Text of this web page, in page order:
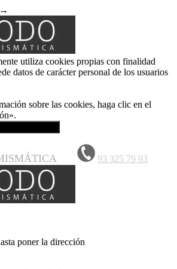
→
utiliza cookies propias con finalidad
datos de carácter personal de los usuarios
sobre las cookies, haga clic en el
93 325 79 93
poner la dirección